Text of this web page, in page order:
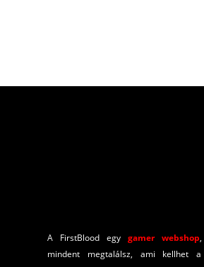
A FirstBlood egy gamer webshop
mindent megtalálsz, ami kellhet